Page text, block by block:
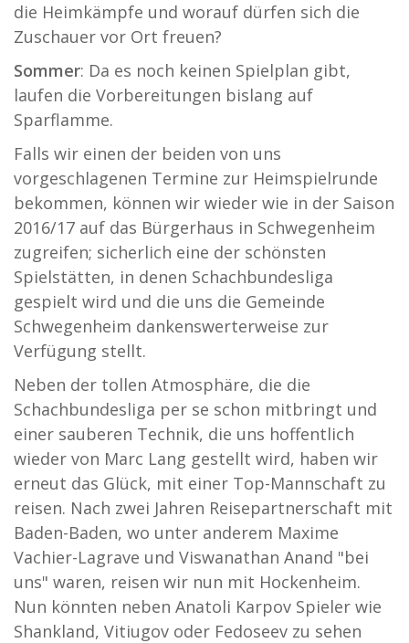
die Heimkämpfe und worauf dürfen sich die
Zuschauer vor Ort freuen?
Sommer: Da es noch keinen Spielplan gibt,
laufen die Vorbereitungen bislang auf
Sparflamme.
Falls wir einen der beiden von uns
vorgeschlagenen Termine zur Heimspielrunde
bekommen, können wir wieder wie in der Saison
2016/17 auf das Bürgerhaus in Schwegenheim
zugreifen; sicherlich eine der schönsten
Spielstätten, in denen Schachbundesliga
gespielt wird und die uns die Gemeinde
Schwegenheim dankenswerterweise zur
Verfügung stellt.
Neben der tollen Atmosphäre, die die
Schachbundesliga per se schon mitbringt und
einer sauberen Technik, die uns hoffentlich
wieder von Marc Lang gestellt wird, haben wir
erneut das Glück, mit einer Top-Mannschaft zu
reisen. Nach zwei Jahren Reisepartnerschaft mit
Baden-Baden, wo unter anderem Maxime
Vachier-Lagrave und Viswanathan Anand "bei
uns" waren, reisen wir nun mit Hockenheim.
Nun könnten neben Anatoli Karpov Spieler wie
Shankland, Vitiugov oder Fedoseev zu sehen